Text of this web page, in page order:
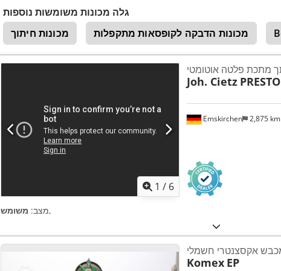
גלה מכונות משומשות נוספות
מכונות חיתוך
מכונות הדבקה לקופסאות מתקפלות
1 / 6
Emskirchen 2,875 km
מתכת פלטה אוטומטי
Joh. Cietz PRESTO
מצב: משומש ,
אקסצנטרי חשמלי
Komex EP